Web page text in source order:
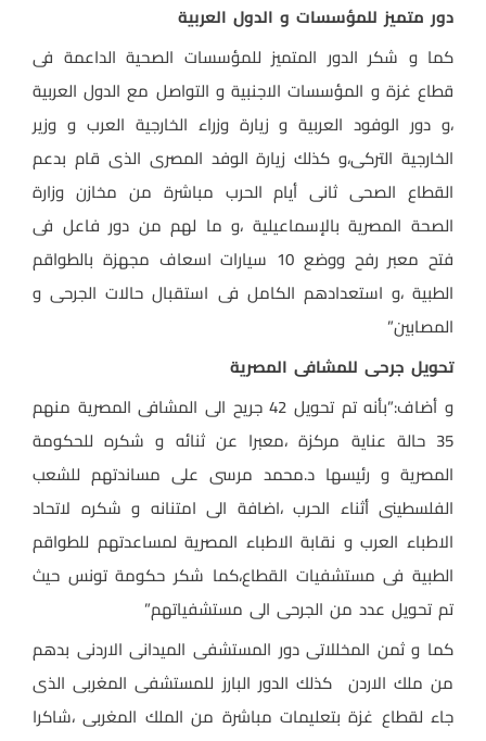
دور متميز للمؤسسات و الدول العربية
كما و شكر الدور المتميز للمؤسسات الصحية الداعمة فى
قطاع غزة و المؤسسات الاجنبية و التواصل مع الدول العربية
،و دور الوفود العربية و زيارة وزراء الخارجية العرب و وزير
الخارجية التركى،و كذلك زيارة الوفد المصرى الذى قام بدعم
القطاع الصحى ثانى أيام الحرب مباشرة من مخازن وزارة
الصحة المصرية بالإسماعيلية ،و ما لهم من دور فاعل فى
فتح معبر رفح ووضع 10 سيارات اسعاف مجهزة بالطواقم
الطبية ،و استعدادهم الكامل فى استقبال حالات الجرحى و
المصابين”
تحويل جرحى للمشافى المصرية
و أضاف:”بأنه تم تحويل 42 جريح الى المشافى المصرية منهم
35 حالة عناية مركزة ،معبرا عن ثنائه و شكره للحكومة
المصرية و رئيسها د.محمد مرسى على مساندتهم للشعب
الفلسطينى أثناء الحرب ،اضافة الى امتنانه و شكره لاتحاد
الاطباء العرب و نقابة الاطباء المصرية لمساعدتهم للطواقم
الطبية فى مستشفيات القطاع،كما شكر حكومة تونس حيث
تم تحويل عدد من الجرحى الى مستشفياتهم”
كما و ثمن المخللاتى دور المستشفى الميدانى الاردنى بدهم
من ملك الاردن كذلك الدور البارز للمستشفى المغربى الذى
جاء لقطاع غزة بتعليمات مباشرة من الملك المغربى ،شاكرا